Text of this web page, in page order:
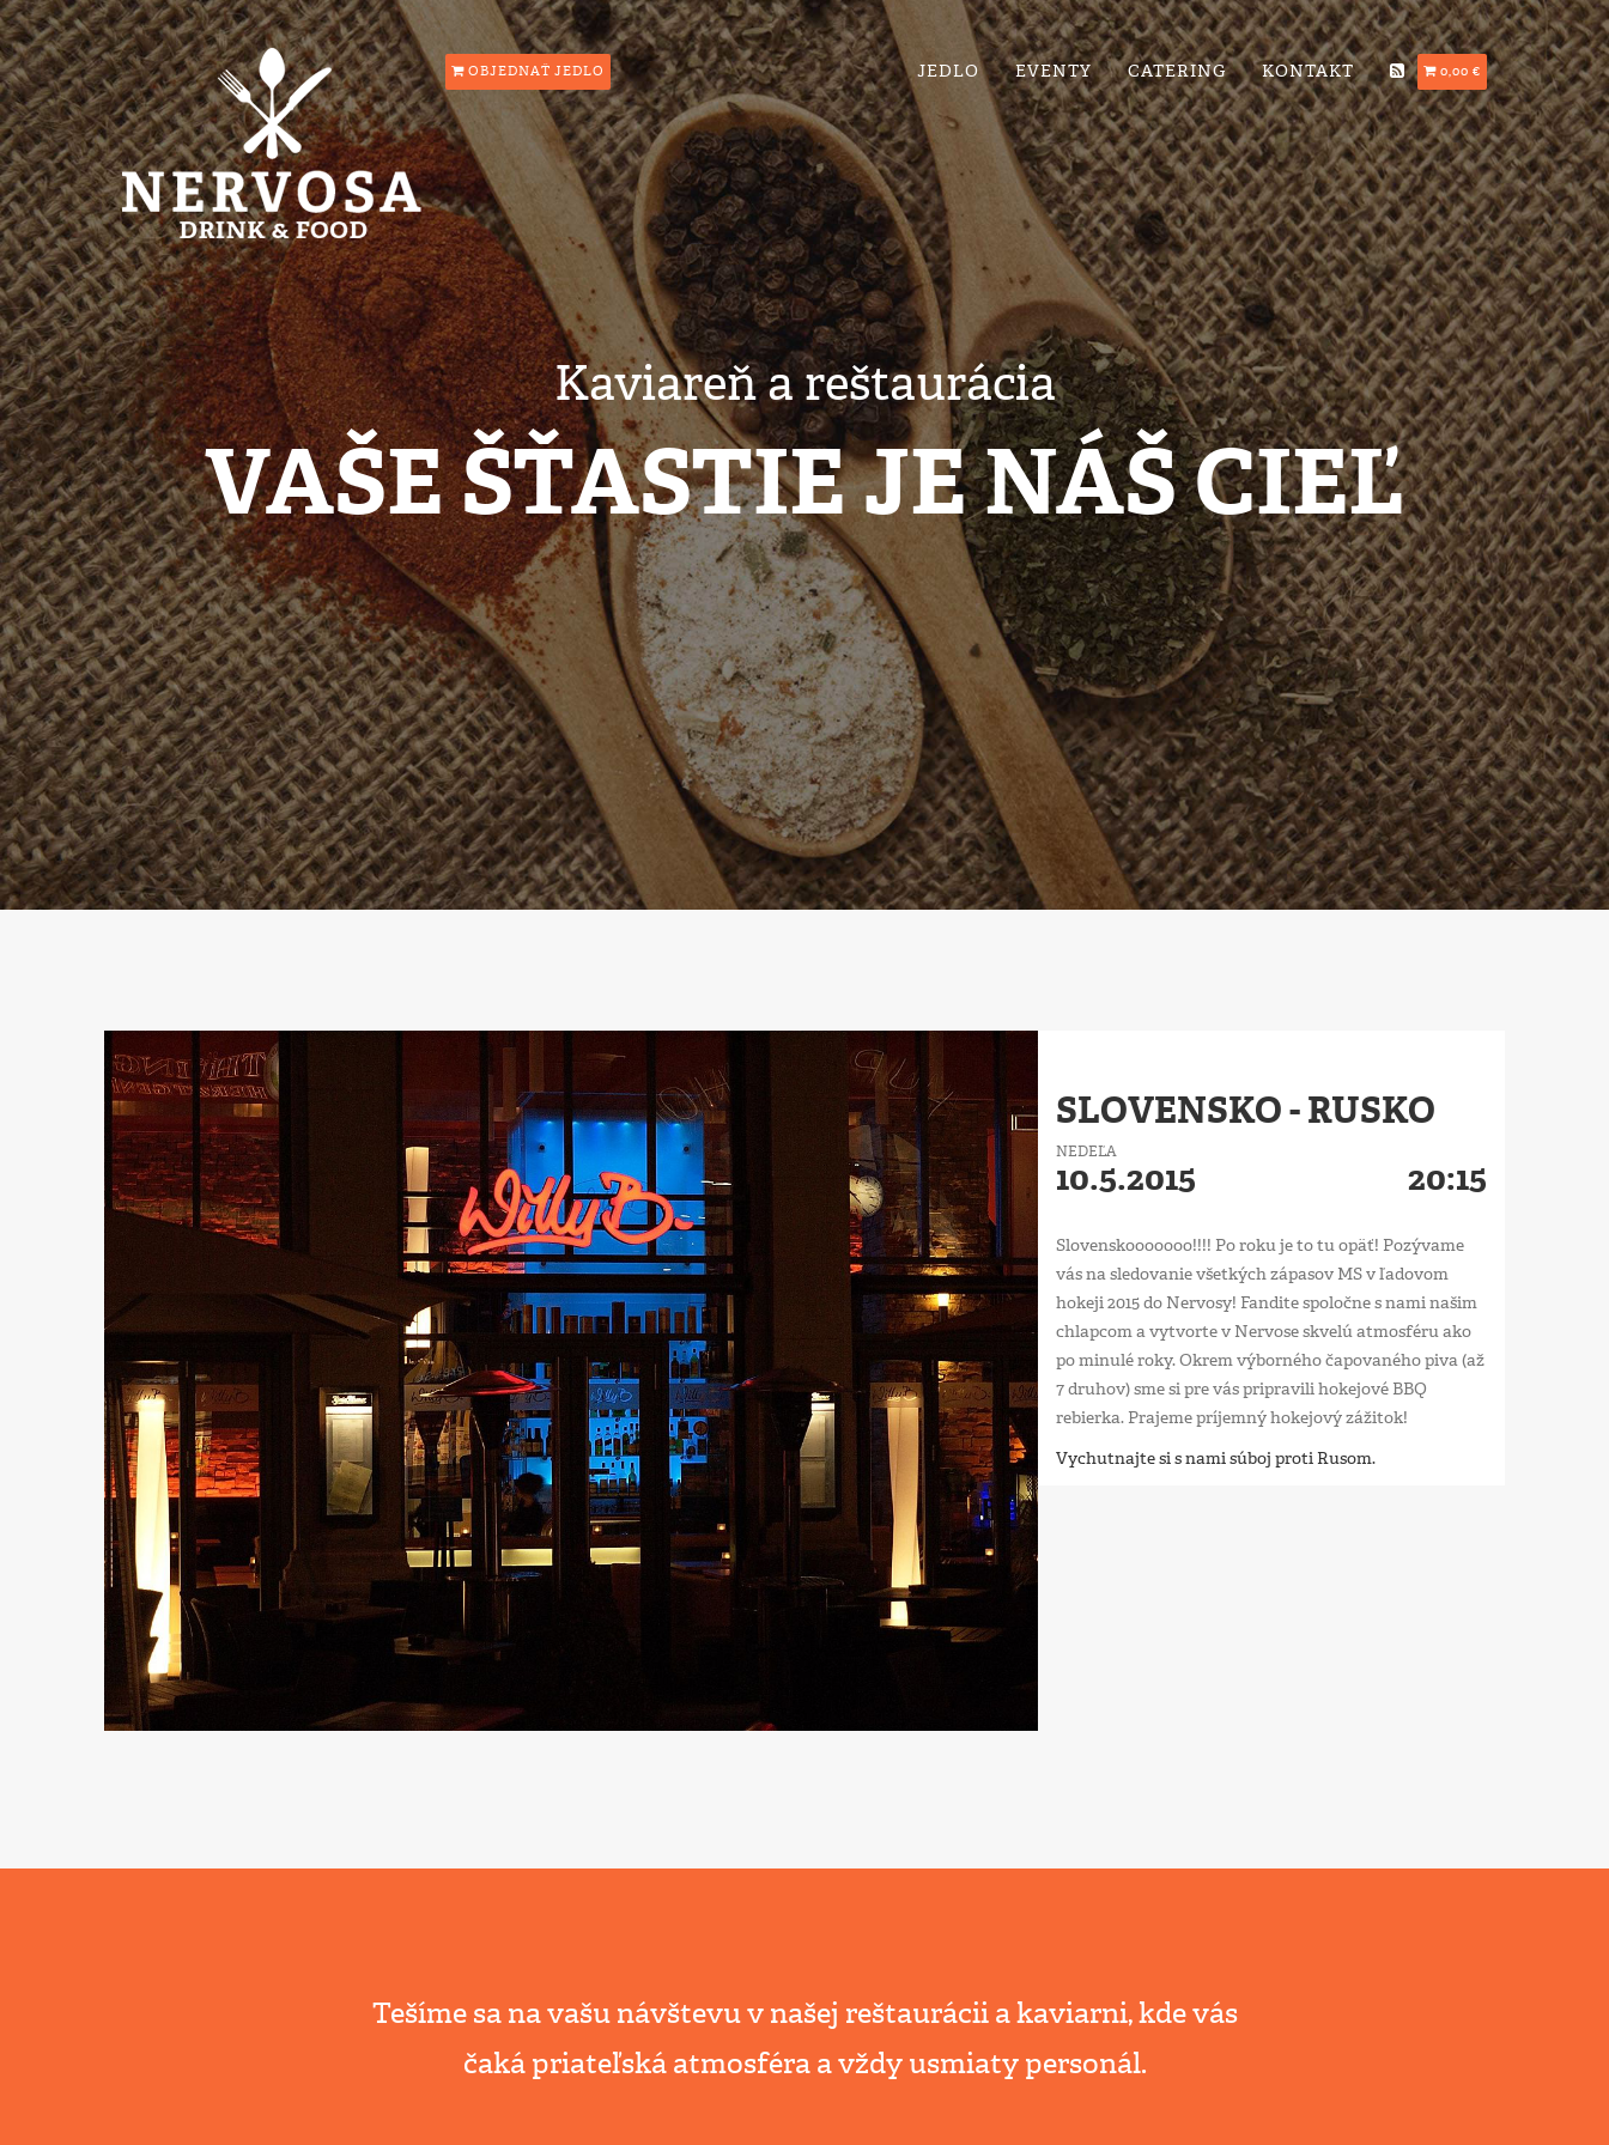
OBJEDNAŤ JEDLO 0,00 €
JEDLO EVENTY CATERING KONTAKT
Kaviareň a reštaurácia
VAŠE ŠŤASTIE JE NÁŠ CIEĽ
SLOVENSKO - RUSKO
NEDEĽA
10.5.2015 20:15
Slovenskooooooo!!!! Po roku je to tu opäť! Pozývame
vás na sledovanie všetkých zápasov MS v ľadovom
hokeji 2015 do Nervosy! Fandite spoločne s nami našim
chlapcom a vytvorte v Nervose skvelú atmosféru ako
po minulé roky. Okrem výborného čapovaného piva (až
7 druhov) sme si pre vás pripravili hokejové BBQ
rebierka. Prajeme príjemný hokejový zážitok!
Vychutnajte si s nami súboj proti Rusom.
Tešíme sa na vašu návštevu v našej reštaurácii a kaviarni, kde vás
čaká priateľská atmosféra a vždy usmiaty personál.